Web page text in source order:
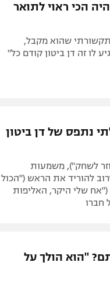
הכי ראוי לתואר
שהוא מקבל,
לו זה דן ביטון קודם כל"
נתפס של דן ביטון
לשחק"), משמעות
להוריד את הראש ("הכול
("אח שלי היקר, האליפות
חברו
"הוא הולך על